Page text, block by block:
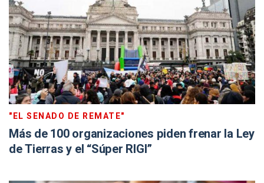
"EL SENADO DE REMATE"
Más de 100 organizaciones piden frenar la Ley
de Tierras y el “Súper RIGI”